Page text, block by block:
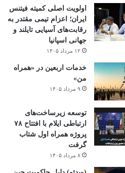
اولویت اصلی کمیته فیتنس
ایران؛ اعزام تیمی مقتدر به
رقابت‌های آسیایی تایلند و
جهانی اسپانیا
۱۲ مرداد ۱۴۰۵
خدمات اربعین در «همراه
من»
۹ مرداد ۱۴۰۵
توسعه زیرساخت‌های
ارتباطی ایلام با افتتاح ۷۸
پروژه همراه اول شتاب
گرفت
۸ مرداد ۱۴۰۵